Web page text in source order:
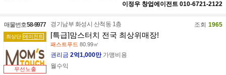
이정우 창업에이전트 010-6721-2122
매물번호58-9977
최상단 에이전트
우선노출
경기남부 화성시 산척동 1층 조회 1965
[특급]맘스터치 전국 최상위매장!
패스트푸드 80.99㎡
권리금 2억1,000만 가맹비용
월수익